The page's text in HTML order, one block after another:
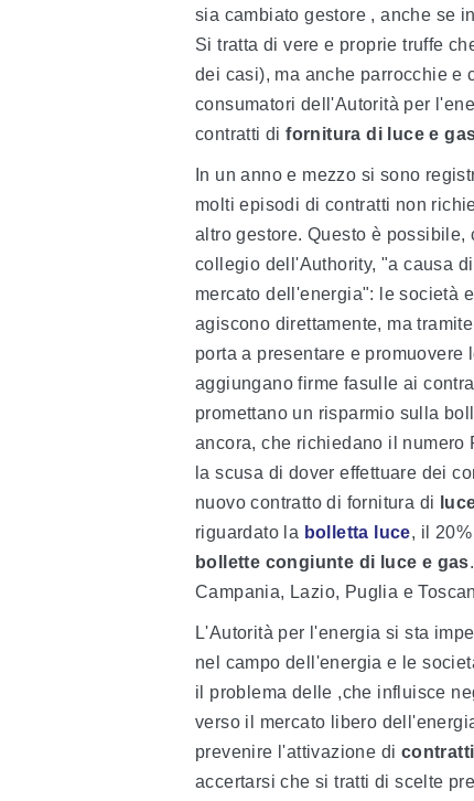
sia cambiato gestore , anche se
Si tratta di vere e proprie truffe
dei casi), ma anche parrocchie e
consumatori dell'Autorità per
contratti difornitura di luce e
In un anno e mezzo si sono
molti episodi di contratti non
altro gestore. Questo è possibile,
collegio dell'Authority, "a causa
mercato dell'energia": le società
agiscono direttamente, ma
porta a presentare e promuovere
aggiungano firme fasulle ai
promettano un risparmio sulla
ancora, che richiedano il
la scusa di dover effettuare dei
nuovo contratto di fornitura di
riguardato la bolletta luce, il
bollette congiunte di luce e gas
Campania, Lazio, Puglia e
L'Autorità per l'energia si sta
nel campo dell'energia e le
il problema delle ,che influisce
verso il mercato libero
prevenire l'attivazione di
accertarsi che si tratti di scelte